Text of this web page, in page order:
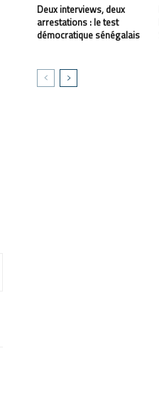
Deux interviews, deux
arrestations : le test
démocratique sénégalais